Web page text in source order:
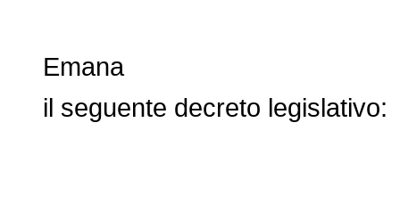
Emana
il seguente decreto legislativo: